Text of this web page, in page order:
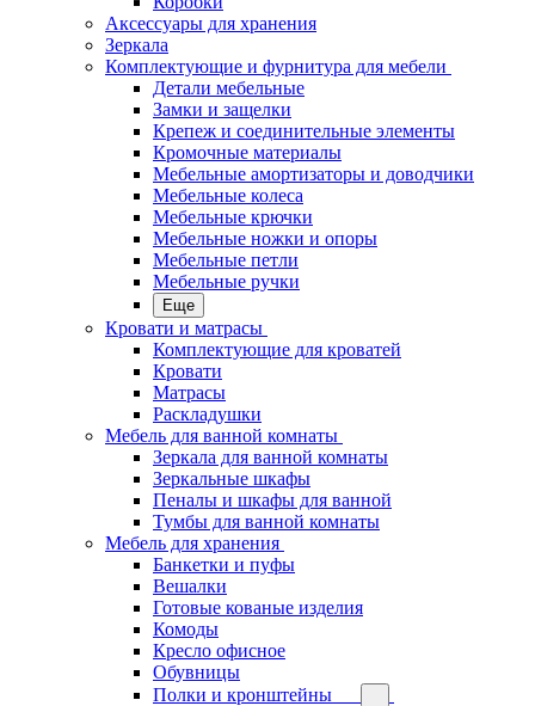
Аксессуары для хранения
Зеркала
Комплектующие и фурнитура для мебели
Детали мебельные
Замки и защелки
Крепеж и соединительные элементы
Кромочные материалы
Мебельные амортизаторы и доводчики
Мебельные колеса
Мебельные крючки
Мебельные ножки и опоры
Мебельные петли
Мебельные ручки
Еще
Кровати и матрасы
Комплектующие для кроватей
Кровати
Матрасы
Раскладушки
Мебель для ванной комнаты
Зеркала для ванной комнаты
Зеркальные шкафы
Пеналы и шкафы для ванной
Тумбы для ванной комнаты
Мебель для хранения
Банкетки и пуфы
Вешалки
Готовые кованые изделия
Комоды
Кресло офисное
Обувницы
Полки и кронштейны